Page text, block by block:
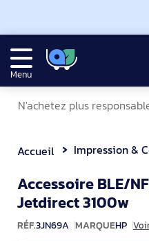
Menu
Accueil Impression &
Accessoire BLE/
Jetdirect 3100w
RÉF.3JN69A MARQUEHP